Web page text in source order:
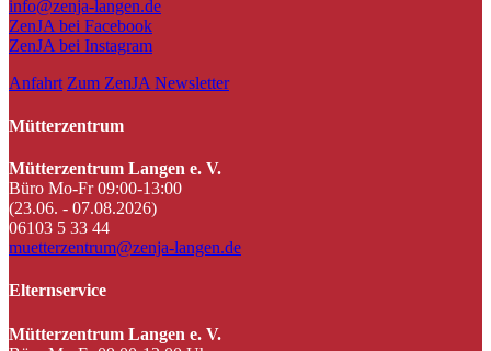
info@zenja-langen.de
ZenJA bei Facebook
ZenJA bei Instagram
Anfahrt Zum ZenJA Newsletter
Mütterzentrum
Mütterzentrum Langen e. V.
Büro Mo-Fr 09:00-13:00
(23.06. - 07.08.2026)
06103 5 33 44
muetterzentrum@zenja-langen.de
Elternservice
Mütterzentrum Langen e. V.